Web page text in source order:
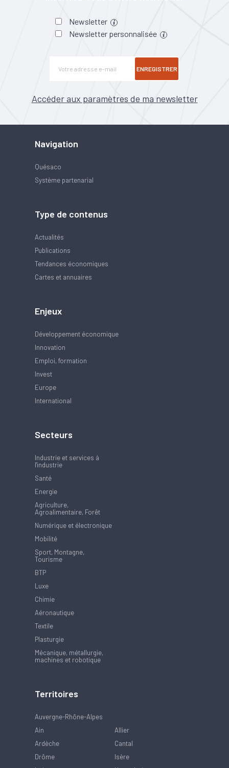
Newsletter
Newsletter personnalisée
ENREGISTRER
Accéder aux paramètres de ma newsletter
Navigation
Quésaco
Système partenarial
Type de contenus
Actualités
Publications
Tendances économiques
Cartes et annuaires
Enjeux
Développement économique
Innovation
Emploi, formation
Invest
Europe
International
Secteurs
Industrie et services à
l'industrie
Santé
Energie
Agriculture,
Agroalimentaire, Forêt
Numérique et électronique
Mobilité
Sport, Montagne,
Tourisme
BTP
Luxe
Chimie
Aéronautique
Textile
Plasturgie
Mécanique, métallurgie,
machines et robotique
Territoires
Auvergne-Rhône-Alpes
Ain
Allier
Ardèche
Cantal
Drôme
Isère